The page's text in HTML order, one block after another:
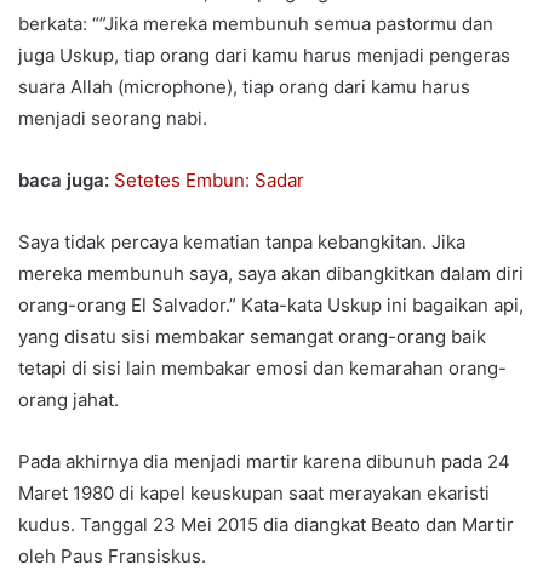
berkata: “”Jika mereka membunuh semua pastormu dan
juga Uskup, tiap orang dari kamu harus menjadi pengeras
suara Allah (microphone), tiap orang dari kamu harus
menjadi seorang nabi.
baca juga: Setetes Embun: Sadar
Saya tidak percaya kematian tanpa kebangkitan. Jika
mereka membunuh saya, saya akan dibangkitkan dalam diri
orang-orang El Salvador.” Kata-kata Uskup ini bagaikan api,
yang disatu sisi membakar semangat orang-orang baik
tetapi di sisi lain membakar emosi dan kemarahan orang-
orang jahat.
Pada akhirnya dia menjadi martir karena dibunuh pada 24
Maret 1980 di kapel keuskupan saat merayakan ekaristi
kudus. Tanggal 23 Mei 2015 dia diangkat Beato dan Martir
oleh Paus Fransiskus.